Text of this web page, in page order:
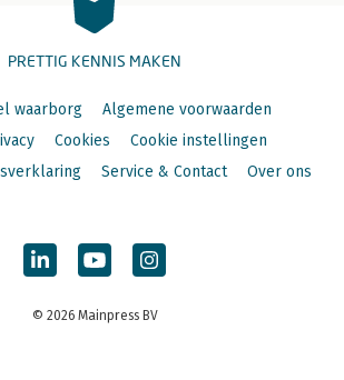
PRETTIG KENNIS MAKEN
waarborg
Algemene voorwaarden
Cookies
Cookie instellingen
Service & Contact Over ons
© 2026 Mainpress BV